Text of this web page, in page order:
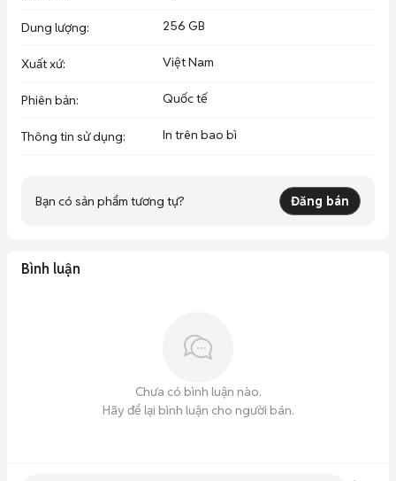
Dung lượng: 256 GB
Xuất xứ: Việt Nam
Phiên bản: Quốc tế
Thông tin sử dụng: In trên bao bì
Bạn có sản phẩm tương tự? Đăng bán
Bình luận
Chưa có bình luận nào.
Hãy để lại bình luận cho người bán.